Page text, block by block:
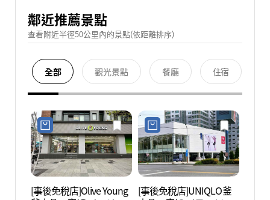
鄰近推薦景點
查看附近半徑50公里內的景點(依距離排序)
全部 觀光景點 餐廳 住宿
[事後免稅店]Olive Young
[事後免稅店]UNIQLO釜